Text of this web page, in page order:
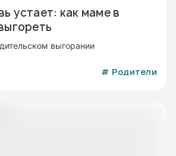
устает: как маме в
выгорании
# Родители